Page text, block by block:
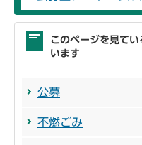
このページを見て
います
公募
不燃ごみ